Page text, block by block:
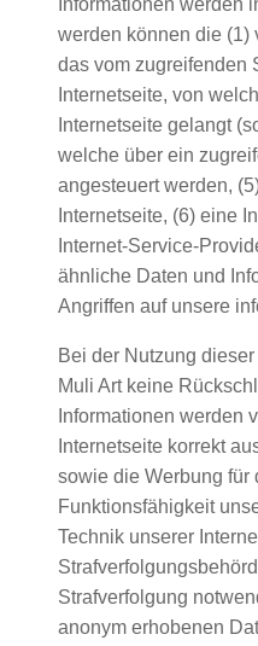
Informationen werden
werden können die (1)
das vom zugreifenden
Internetseite, von
Internetseite gelangt
welche über ein
angesteuert werden,
Internetseite, (6) eine
Internet-Service-
ähnliche Daten und
Angriffen auf unsere
Bei der Nutzung
Muli Art keine
Informationen werden
Internetseite korrekt
sowie die Werbung für
Funktionsfähigkeit
Technik unserer
Strafverfolgung
anonym erhobenen